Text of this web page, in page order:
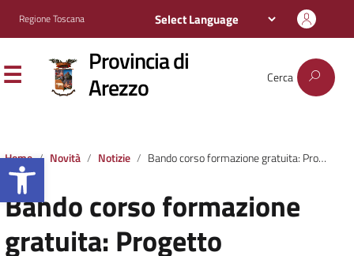
Apri la barra degli strumenti
Regione Toscana
Provincia di
Arezzo Cerca
Home Novità Notizie Bando corso formazione gratuita: Progetto INTERNISA nell’ambito ENI CBC MED per l’innalzamento delle competenze digitale delle donne
Bando corso formazione
gratuita: Progetto